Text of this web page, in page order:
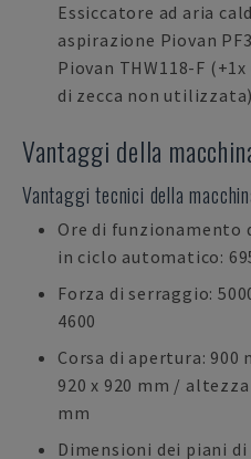
Essiccatore ad aria
aspirazione Piovan
Piovan THW118-F
di zecca non utilizzata)
Vantaggi della
Vantaggi tecnici della
Ore di funzionamento
in ciclo automatico:
Forza di serraggio:
4600
Corsa di apertura:
920 x 920 mm /
mm
Dimensioni dei piani di